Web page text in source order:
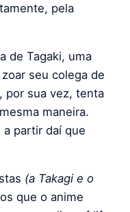
pela
de Tagaki, uma
seu colega de
por sua vez, tenta
maneira.
a partir daí que
(a Takagi e o
que o anime